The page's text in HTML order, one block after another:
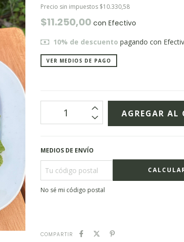
Precio sin impuestos $10.330,58
$11.250,00 con Efectivo
10% de descuento pagando con
VER MEDIOS DE PAGO
MEDIOS DE ENVÍO
No sé mi código postal
COMPARTIR